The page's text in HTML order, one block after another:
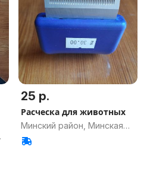
25 р.
Расческа для животных
Минский район, Минская
обл.